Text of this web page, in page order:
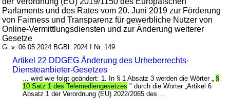
Parlaments und des Rates vom 20. Juni 2019 zur Förderung
von Fairness und Transparenz für gewerbliche Nutzer von
Online-Vermittlungsdiensten und zur Änderung weiterer
Gesetze
G. v. 06.05.2024 BGBl. 2024 I Nr. 149
Artikel 22 DDGEG Änderung des Urheberrechts-
Diensteanbieter-Gesetzes
... wird wie folgt geändert: 1. In § 1 Absatz 3 werden die Wörter „ §
10 Satz 1 des Telemediengesetzes " durch die Wörter „Artikel 6
Absatz 1 der Verordnung (EU) 2022/2065 des ...